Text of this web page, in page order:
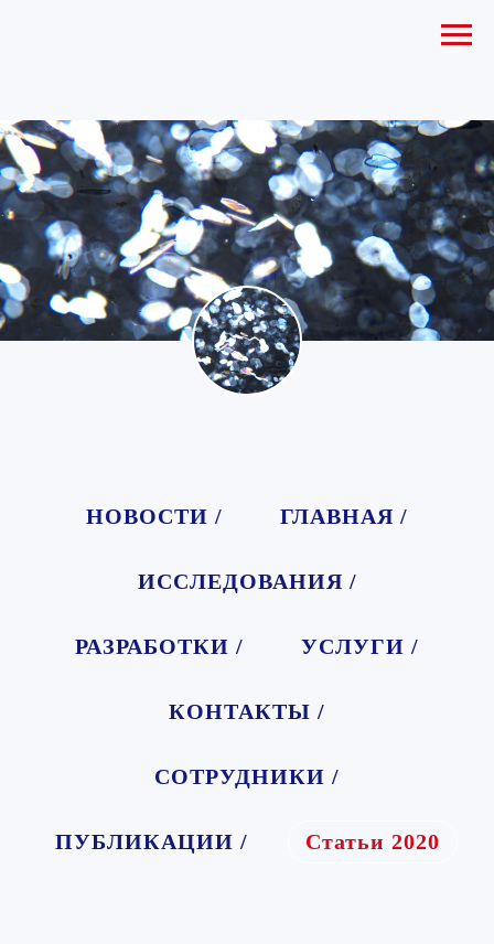
НОВОСТИ / ГЛАВНАЯ /
ИССЛЕДОВАНИЯ /
РАЗРАБОТКИ / УСЛУГИ /
КОНТАКТЫ /
СОТРУДНИКИ /
ПУБЛИКАЦИИ / Статьи 2020